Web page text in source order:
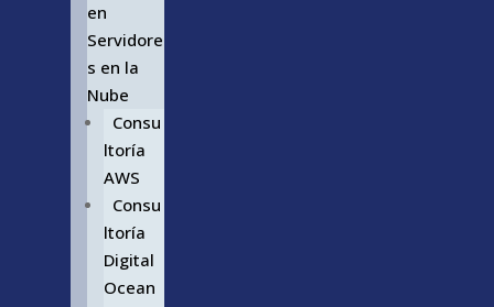
en
Servidore
s en la
Nube
Consu
ltoría
AWS
Consu
ltoría
Digital
Ocean